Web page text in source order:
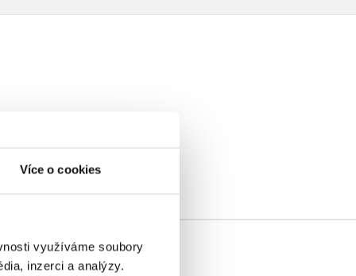
Více o cookies
využíváme soubory
inzerci a analýzy.